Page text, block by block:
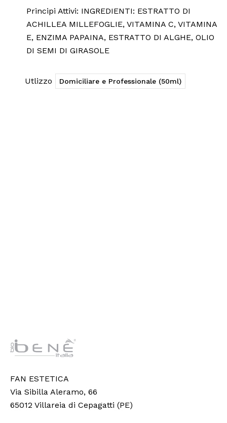
Principi Attivi: INGREDIENTI: ESTRATTO DI
ACHILLEA MILLEFOGLIE, VITAMINA C, VITAMINA
E, ENZIMA PAPAINA, ESTRATTO DI ALGHE, OLIO
DI SEMI DI GIRASOLE
Utlizzo Domiciliare e Professionale (50ml)
FAN ESTETICA
Via Sibilla Aleramo, 66
65012 Villareia di Cepagatti (PE)